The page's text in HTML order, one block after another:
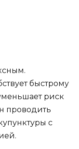
быстрому
риск
проводить
с